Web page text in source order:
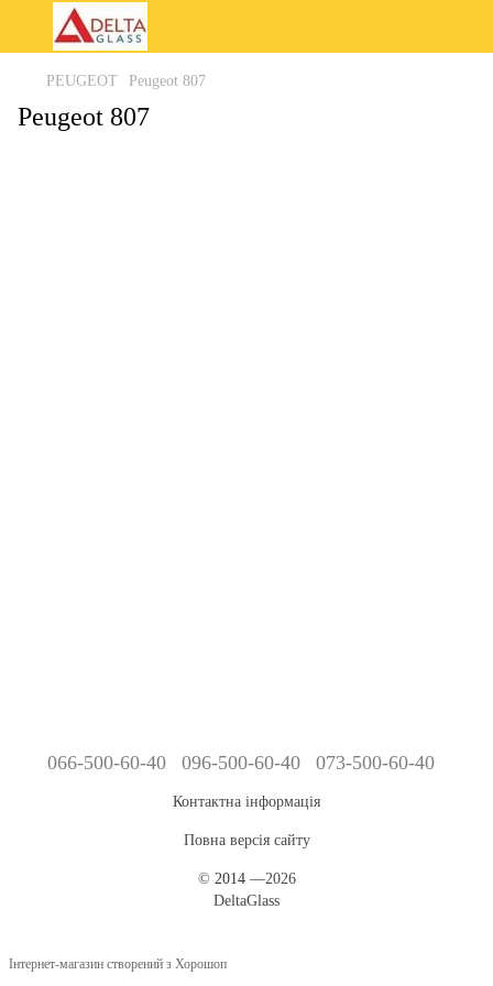
PEUGEOT Peugeot 807
Peugeot 807
066-500-60-40 096-500-60-40 073-500-60-40
Контактна інформація
Повна версія сайту
© 2014—2026
DeltaGlass
Інтернет-магазин створений з Хорошоп